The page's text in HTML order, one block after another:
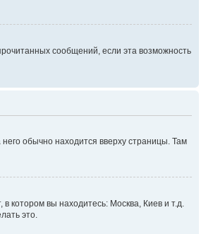
сообщений, если эта возможность
него обычно находится вверху страницы. Там
котором вы находитесь: Москва, Киев и т.д.
это.